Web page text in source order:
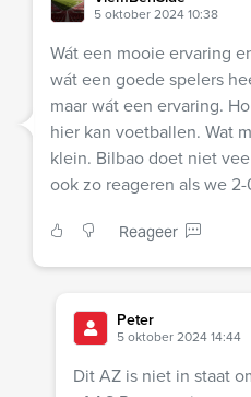
5 oktober 2024 10:38
Wát een mooie ervaring
wát een goede spelers
maar wát een ervaring.
hier kan voetballen. Wat
klein. Bilbao doet niet
ook zo reageren als we
Reageer
Peter
5 oktober 2024 14:44
Dit AZ is niet in staat